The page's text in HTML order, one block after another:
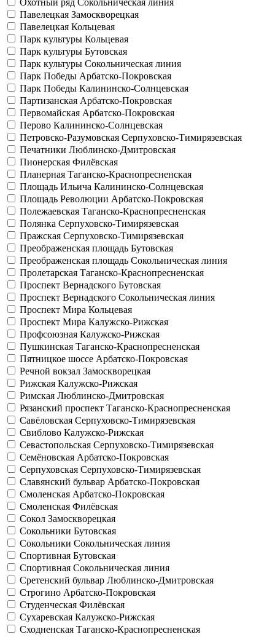
Охотный ряд Сокольническая линия
Павелецкая Замоскворецкая
Павелецкая Кольцевая
Парк культуры Кольцевая
Парк культуры Бутовская
Парк культуры Сокольническая линия
Парк Победы Арбатско-Покровская
Парк Победы Калининско-Солнцевская
Партизанская Арбатско-Покровская
Первомайская Арбатско-Покровская
Перово Калининско-Солнцевская
Петровско-Разумовская Серпуховско-Тимирязевская
Печатники Люблинско-Дмитровская
Пионерская Филёвская
Планерная Таганско-Краснопресненская
Площадь Ильича Калининско-Солнцевская
Площадь Революции Арбатско-Покровская
Полежаевская Таганско-Краснопресненская
Полянка Серпуховско-Тимирязевская
Пражская Серпуховско-Тимирязевская
Преображенская площадь Бутовская
Преображенская площадь Сокольническая линия
Пролетарская Таганско-Краснопресненская
Проспект Вернадского Бутовская
Проспект Вернадского Сокольническая линия
Проспект Мира Кольцевая
Проспект Мира Калужско-Рижская
Профсоюзная Калужско-Рижская
Пушкинская Таганско-Краснопресненская
Пятницкое шоссе Арбатско-Покровская
Речной вокзал Замоскворецкая
Рижская Калужско-Рижская
Римская Люблинско-Дмитровская
Рязанский проспект Таганско-Краснопресненская
Савёловская Серпуховско-Тимирязевская
Свиблово Калужско-Рижская
Севастопольская Серпуховско-Тимирязевская
Семёновская Арбатско-Покровская
Серпуховская Серпуховско-Тимирязевская
Славянский бульвар Арбатско-Покровская
Смоленская Арбатско-Покровская
Смоленская Филёвская
Сокол Замоскворецкая
Сокольники Бутовская
Сокольники Сокольническая линия
Спортивная Бутовская
Спортивная Сокольническая линия
Сретенский бульвар Люблинско-Дмитровская
Строгино Арбатско-Покровская
Студенческая Филёвская
Сухаревская Калужско-Рижская
Сходненская Таганско-Краснопресненская